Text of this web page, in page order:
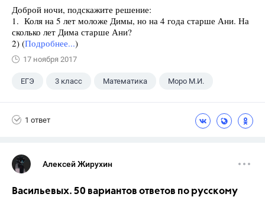
Доброй ночи, подскажите решение:
1. Коля на 5 лет моложе Димы, но на 4 года старше Ани. На
сколько лет Дима старше Ани?
2) (Подробнее...)
17 ноября 2017
ЕГЭ 3 класс Математика Моро М.И.
1 ответ
Алексей Жирухин
Васильевых. 50 вариантов ответов по русскому